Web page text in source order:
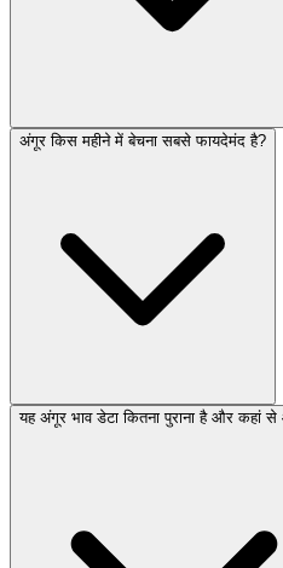
अंगूर किस महीने में बेचना सबसे फायदेमंद है?
यह अंगूर भाव डेटा कितना पुराना है और कहां